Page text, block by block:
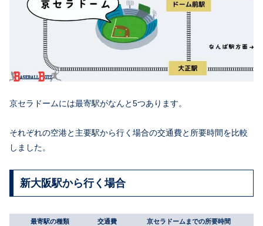
京セラドームには最寄駅がなんと5つあります。
それぞれの空港と主要駅から行く場合の交通費と所要時間を比較
しました。
新大阪駅から行く場合
最寄駅の種類 交通費 京セラドームまでの所要時間